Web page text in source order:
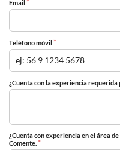
Email *
Teléfono móvil *
¿Cuenta con la experiencia requerida
¿Cuenta con experiencia en el área
Comente. *